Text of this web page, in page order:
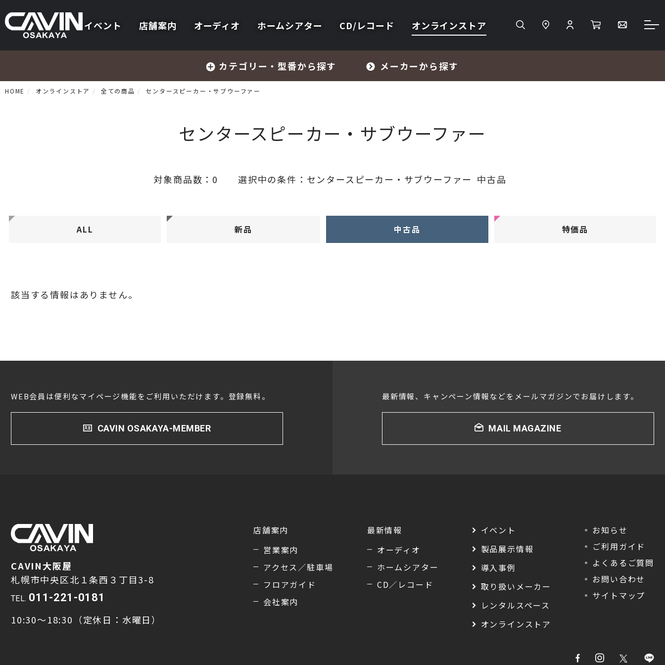
イベント 店舗案内 オーディオ ホームシアター CD/レコード オンラインストア
カテゴリー・型番から探す メーカーから探す
パワーアンプ
レコードプレーヤー
ヘッドフォン・イヤホン
サウンドバー・アンプ内蔵型スピーカー
センタースピーカー・サブウーファー
HOME オンラインストア 全ての商品 センタースピーカー・サブウーファー
センタースピーカー・サブウーファー
対象商品数： 0 選択中の条件： センタースピーカー・サブウーファー 中古品
ALL 新品 中古品 特価品
該当する情報はありません。
WEB会員は便利なマイページ機能をご利用いただけます。登録無料。
CAVIN OSAKAYA-MEMBER
最新情報、キャンペーン情報などをメールマガジンでお届けします。
MAIL MAGAZINE
CAVIN大阪屋
札幌市中央区北１条西３丁目3-8
TEL. 011-221-0181
10:30～18:30（定休日：水曜日）
店舗案内
営業案内
アクセス／駐車場
フロアガイド
会社案内
最新情報
オーディオ
ホームシアター
CD／レコード
イベント
製品展示情報
導入事例
取り扱いメーカー
レンタルスペース
オンラインストア
お知らせ
ご利用ガイド
よくあるご質問
お問い合わせ
サイトマップ